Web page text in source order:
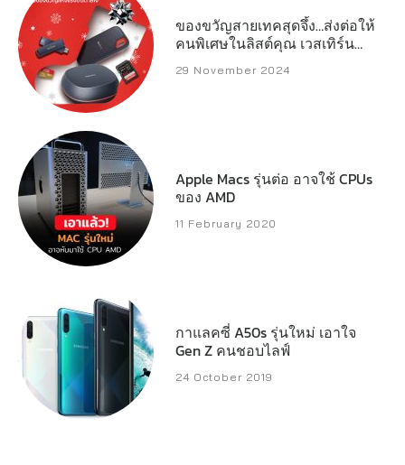
ของขวัญสายเทคสุดจึ้ง…ส่งต่อให้
คนพิเศษในลิสต์คุณ เวสเทิร์น
ดิจิตอล เปิดลิสต์สตอเรจ
ประสิทธิภาพสูงที่พร้อมเสริ์ฟทุก
29 November 2024
Apple Macs รุ่นต่อ อาจใช้ CPUs
ของ AMD
11 February 2020
กาแลคซี่ A50s รุ่นใหม่ เอาใจ
Gen Z คนชอบไลฟ์
24 October 2019